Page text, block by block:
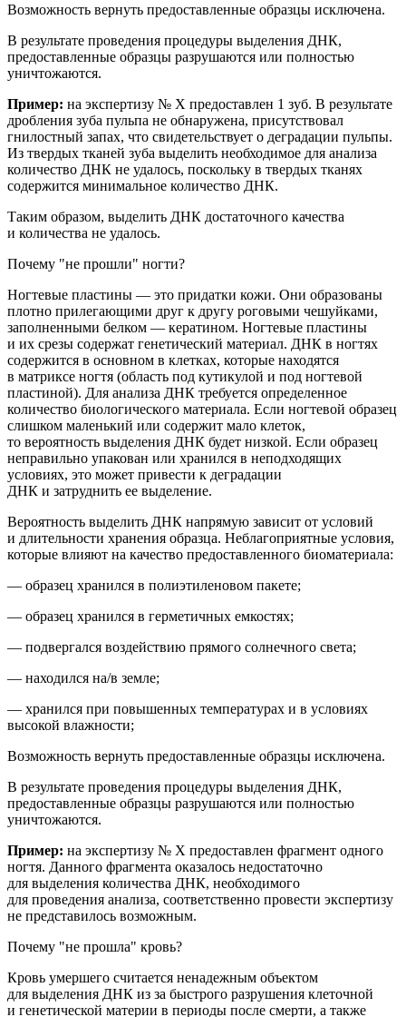
Возможность вернуть предоставленные образцы исключена.
В результате проведения процедуры выделения ДНК,
предоставленные образцы разрушаются или полностью
уничтожаются.
Пример: на экспертизу № Х предоставлен 1 зуб. В результате
дробления зуба пульпа не обнаружена, присутствовал
гнилостный запах, что свидетельствует о деградации пульпы.
Из твердых тканей зуба выделить необходимое для анализа
количество ДНК не удалось, поскольку в твердых тканях
содержится минимальное количество ДНК.
Таким образом, выделить ДНК достаточного качества
и количества не удалось.
Почему "не прошли" ногти?
Ногтевые пластины — это придатки кожи. Они образованы
плотно прилегающими друг к другу роговыми чешуйками,
заполненными белком — кератином. Ногтевые пластины
и их срезы содержат генетический материал. ДНК в ногтях
содержится в основном в клетках, которые находятся
в матриксе ногтя (область под кутикулой и под ногтевой
пластиной). Для анализа ДНК требуется определенное
количество биологического материала. Если ногтевой образец
слишком маленький или содержит мало клеток,
то вероятность выделения ДНК будет низкой. Если образец
неправильно упакован или хранился в неподходящих
условиях, это может привести к деградации
ДНК и затруднить ее выделение.
Вероятность выделить ДНК напрямую зависит от условий
и длительности хранения образца. Неблагоприятные условия,
которые влияют на качество предоставленного биоматериала:
— образец хранился в полиэтиленовом пакете;
— образец хранился в герметичных емкостях;
— подвергался воздействию прямого солнечного света;
— находился на/в земле;
— хранился при повышенных температурах и в условиях
высокой влажности;
Возможность вернуть предоставленные образцы исключена.
В результате проведения процедуры выделения ДНК,
предоставленные образцы разрушаются или полностью
уничтожаются.
Пример: на экспертизу № Х предоставлен фрагмент одного
ногтя. Данного фрагмента оказалось недостаточно
для выделения количества ДНК, необходимого
для проведения анализа, соответственно провести экспертизу
не представилось возможным.
Почему "не прошла" кровь?
Кровь умершего считается ненадежным объектом
для выделения ДНК из за быстрого разрушения клеточной
и генетической материи в периоды после смерти, а также